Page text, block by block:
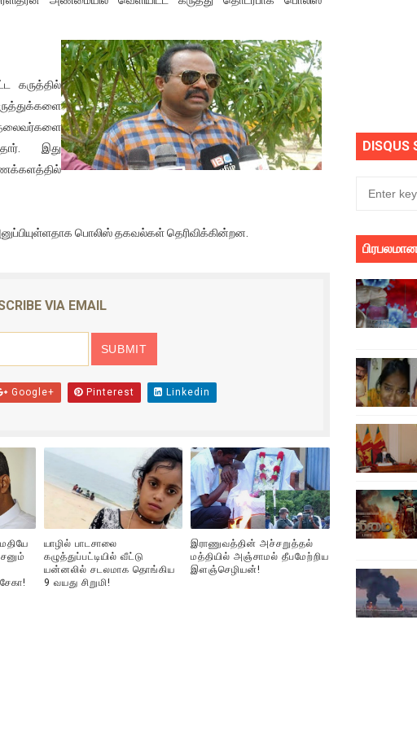
செய்த முதியவருக்கு வழங்கப்பட்ட தண்டனை
அதிரடி உத்தரவு!
சங்கர் ஆகியோரின் நினைவெழுச்சி நாள் - 26.09.2021 சுவிஸ்
தமிழின அழிப்பிற்கு நீதி கேட்டு நடைபெற்ற கவனயீர்ப்புப்
(படங்கள், விடியோ)
சபை கூட்டத்தில் இன்று உரை
அதிக காலெக்ஷன் செய்த திரைப்படம் ! எங்கு தெரியுமா?
தனிமையில் விட்டுவிட்டுனர்!!
ஆபாச வீடியோக்களால் வந்த வினை
“கோவிஷீல்டு” தடுப்பூசி போட்டவர்களுக்கு…. ஷாக் நியூஸ்….!!!!
கருத்தில்
இது
பொலிஸ் தகவல்கள் தெரிவிக்கின்றன.
VIA EMAIL
Google+ Pinterest Linkedin
யாழில் பாடசாலை
கழுத்துப்பட்டியில் வீட்டு
யன்னலில் சடலமாக தொங்கிய
9 வயது சிறுமி!
இராணுவத்தின் அச்சறுத்தல்
மத்தியில் அஞ்சாமல் தீபமேற்றிய
இளஞ்செழியன்!
DISQUS